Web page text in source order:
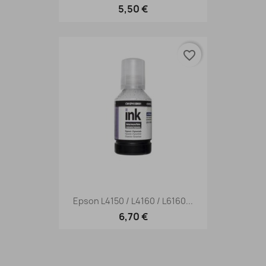
5,50 €
Epson L4150 / L4160 / L6160...
6,70 €
favorite_border